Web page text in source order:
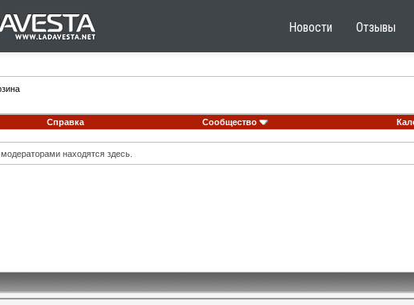
Новости Отзывы
Справка Сообщество
находятся здесь.